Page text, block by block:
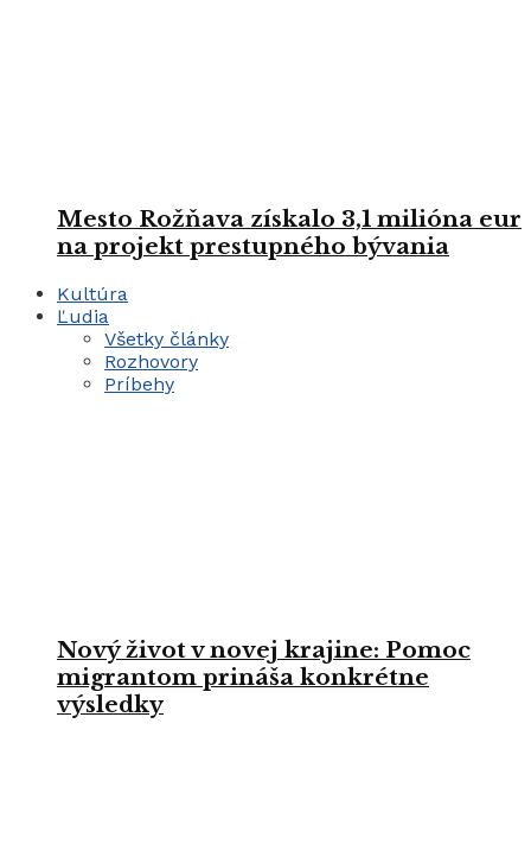
Mesto Rožňava získalo 3,1 milióna eur
na projekt prestupného bývania
Kultúra
Ľudia
Všetky články
Rozhovory
Príbehy
Nový život v novej krajine: Pomoc
migrantom prináša konkrétne
výsledky